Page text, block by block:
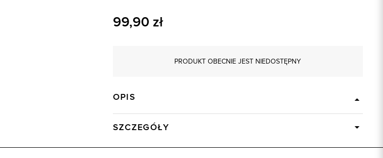
99,90 zł
PRODUKT OBECNIE JEST NIEDOSTĘPNY
OPIS
SZCZEGÓŁY